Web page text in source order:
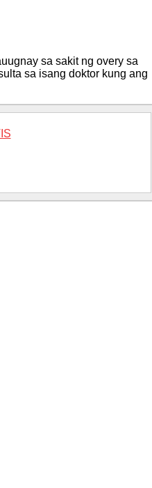
sa sakit ng overy sa
sa isang doktor kung ang